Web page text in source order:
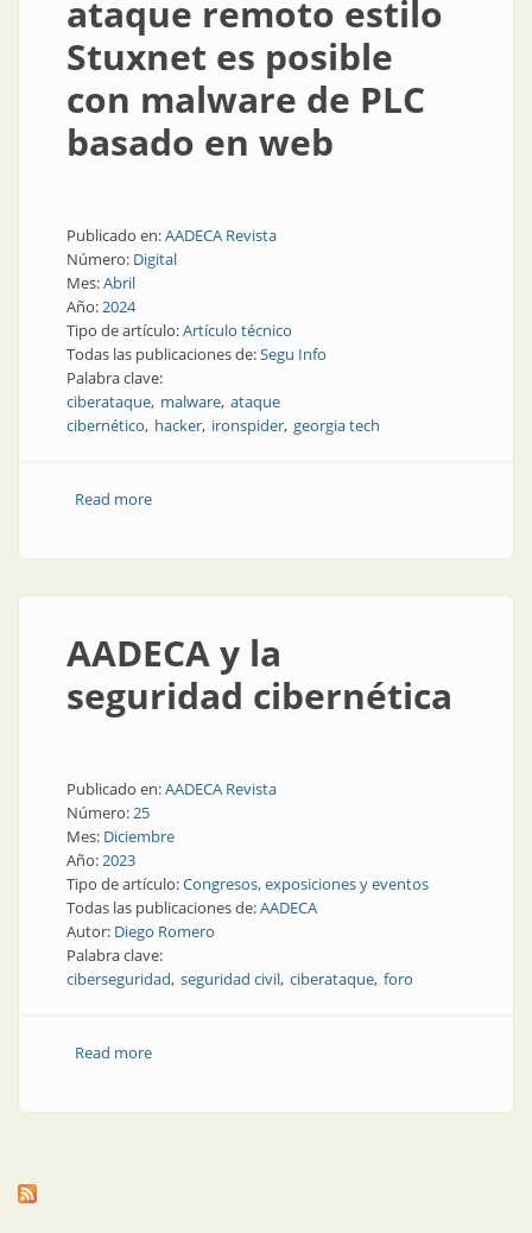
ataque remoto estilo
Stuxnet es posible
con malware de PLC
basado en web
Publicado en:AADECA Revista
Número: Digital
Mes:Abril
Año:2024
Tipo de artículo:Artículo técnico
Todas las publicaciones de:Segu Info
Palabra clave:
ciberataque malware ataque
cibernético hacker ironspider georgia tech
Read moreabout Investigación demuestra que un ataque
AADECA y la
seguridad cibernética
Publicado en:AADECA Revista
Número:25
Mes: Diciembre
Año:2023
Tipo de artículo:Congresos, exposiciones y eventos
Todas las publicaciones de:AADECA
Autor: Diego Romero
Palabra clave:
ciberseguridad seguridad civil ciberataque foro
Read moreabout AADECA y la seguridad cibernética